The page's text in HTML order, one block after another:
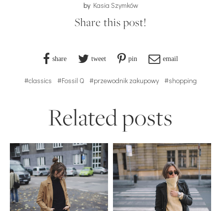
by Kasia Szymków
Share this post!
share tweet pin email
#classics #Fossil Q #przewodnik zakupowy #shopping
Related posts